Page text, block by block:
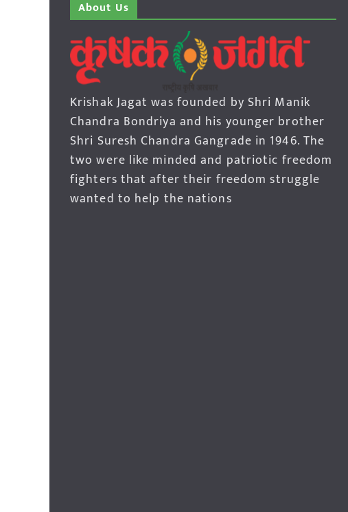
About Us
Krishak Jagat was founded by Shri Manik
Chandra Bondriya and his younger brother
Shri Suresh Chandra Gangrade in 1946. The
two were like minded and patriotic freedom
fighters that after their freedom struggle
wanted to help the nations